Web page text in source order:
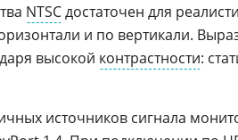
NTSCдостаточен для
и по вертикали.
высокой контрастности:
источников сигнала